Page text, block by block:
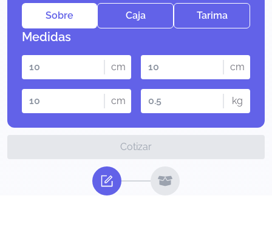
Sobre Caja Tarima
Medidas
cm cm
cm kg
Cotizar